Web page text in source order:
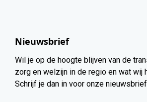
Nieuwsbrief
Wil je op de hoogte blijven van de
zorg en welzijn in de regio en wat wij
Schrijf je dan in voor onze